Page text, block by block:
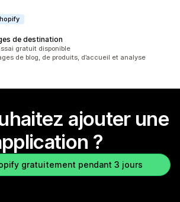
de destination
5
gratuit disponible
de blog, de produits, d’accueil et analyse
ajouter une
?
gratuitement pendant 3 jours